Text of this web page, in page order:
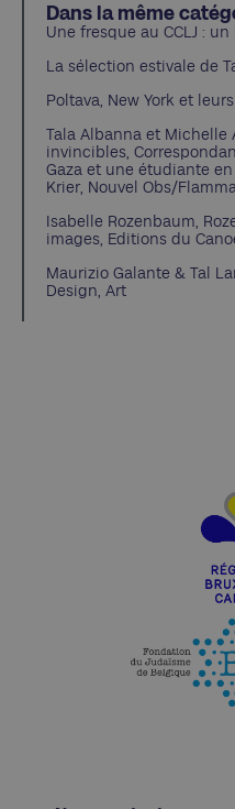
Dans la même
Une fresque au CCLJ :
La sélection estivale de
Poltava, New York et
Tala Albanna et Michelle
invincibles,
Gaza et une étudiante
Krier, Nouvel Obs/
Isabelle Rozenbaum,
images, Editions du
Maurizio Galante & Tal
Design, Art